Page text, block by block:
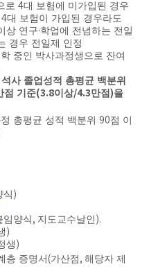
로 4대 보험에 미가입된 경우
4대 보험이 가입된 경우라도
상 연구·학업에 전념하는 전일
경우 전일제 인정
중인 박사과정생으로 잔여
석사 졸업성적 총평균 백분위
점 기준(3.8이상/4.3만점 )을
총평균 성적 백분위90점 이
식 )
임양식 , 지도교수날인 ).
)
생 )
층 증명서 (가산점 , 해당자 제